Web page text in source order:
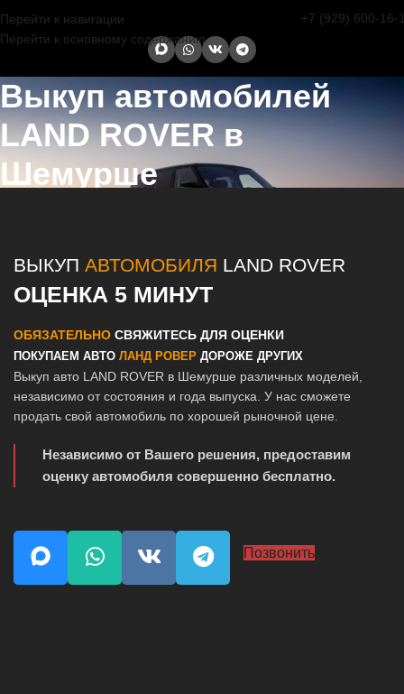
Перейти к навигации
Перейти к основному содержанию
+7 (929) 600-16-
Выкуп автомобилей
LAND ROVER в
Шемурше
ВЫКУП АВТОМОБИЛЯ LAND ROVER
ОЦЕНКА 5 МИНУТ
ОБЯЗАТЕЛЬНО СВЯЖИТЕСЬ ДЛЯ ОЦЕНКИ
ПОКУПАЕМ АВТО ЛАНД РОВЕР ДОРОЖЕ ДРУГИХ
Выкуп авто LAND ROVER в Шемурше различных моделей,
независимо от состояния и года выпуска. У нас сможете
продать свой автомобиль по хорошей рыночной цене.
Независимо от Вашего решения, предоставим
оценку автомобиля совершенно бесплатно.
Позвонить